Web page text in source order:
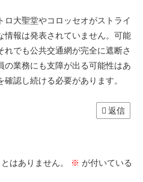
ロ大聖堂やコロッセオがストライ
情報は発表されていません。可能
でも公共交通網が完全に遮断さ
の業務にも支障が出る可能性はあ
認し続ける必要があります。
返信
はありません。 ※ が付いている